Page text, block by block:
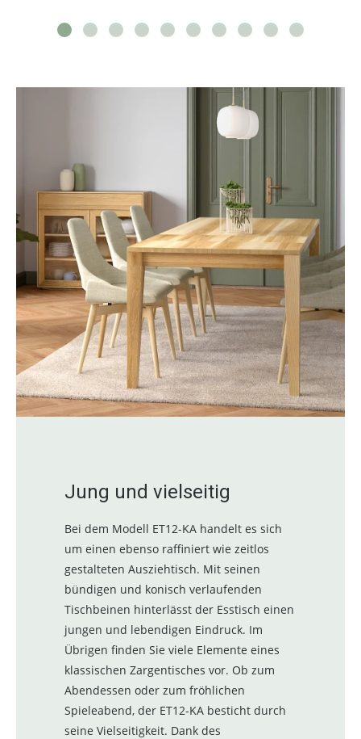
Jung und vielseitig
Bei dem Modell ET12-KA handelt es sich
um einen ebenso raffiniert wie zeitlos
gestalteten Ausziehtisch. Mit seinen
bündigen und konisch verlaufenden
Tischbeinen hinterlässt der Esstisch einen
jungen und lebendigen Eindruck. Im
Übrigen finden Sie viele Elemente eines
klassischen Zargentisches vor. Ob zum
Abendessen oder zum fröhlichen
Spieleabend, der ET12-KA besticht durch
seine Vielseitigkeit. Dank des